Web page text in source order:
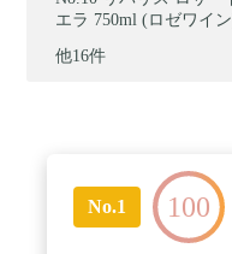
エラ 750ml (ロゼワイ
他16件
No.1 100